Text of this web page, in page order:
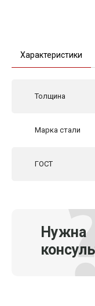
Характеристики
Толщина
Марка стали
ГОСТ
Нужна